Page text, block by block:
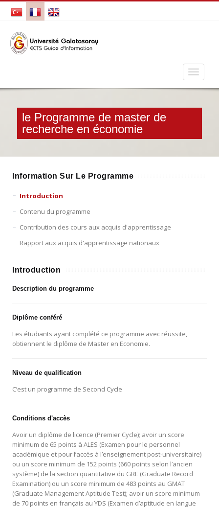
le Programme de master de
recherche en économie
Information Sur Le Programme
Introduction
Contenu du programme
Contribution des cours aux acquis d'apprentissage
Rapport aux acquis d'apprentissage nationaux
Introduction
Description du programme
Diplôme conféré
Les étudiants ayant complété ce programme avec réussite,
obtiennent le diplôme de Master en Economie.
Niveau de qualification
C’est un programme de Second Cycle
Conditions d'accès
Avoir un diplôme de licence (Premier Cycle); avoir un score
minimum de 65 points à ALES (Examen pour le personnel
académique et pour l’accès à l’enseignement post-universitaire)
ou un score minimum de 152 points (660 points selon l’ancien
système) de la section quantitative du GRE (Graduate Record
Examination) ou un score minimum de 483 points au GMAT
(Graduate Management Aptitude Test); avoir un score minimum
de 70 points en français au YDS (Examen d’aptitude en langue